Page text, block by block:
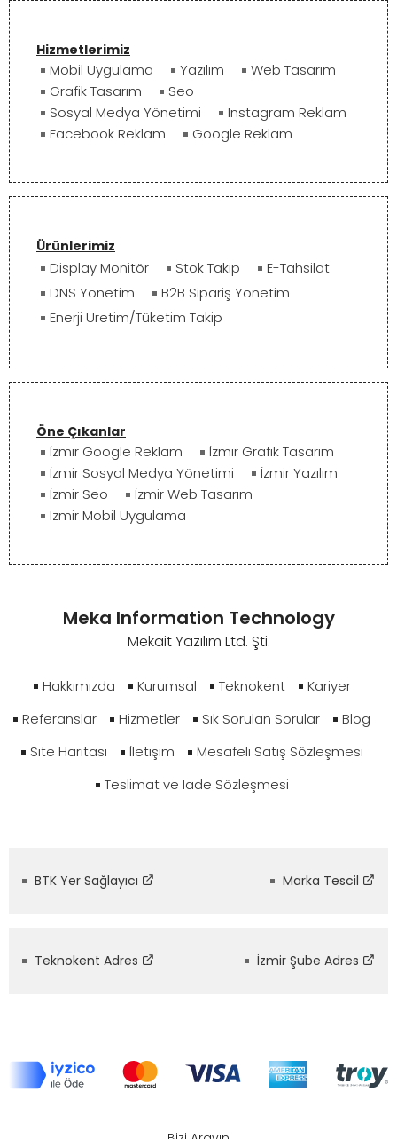
Meka Information Technology
Mekait Yazılım Ltd. Şti.
Hakkımızda Kurumsal Teknokent
Kariyer
Referanslar
Hizmetler Sık Sorulan Sorular
Blog
Site Haritası
İletişim
Mesafeli Satış Sözleşmesi
Teslimat ve İade Sözleşmesi
BTK Yer Sağlayıcı Marka Tescil
Teknokent Adres İzmir Şube Adres
Hizmetlerimiz
Mobil Uygulama Yazılım
Web Tasarım
Grafik Tasarım
Seo
Sosyal Medya Yönetimi
Instagram Reklam
Facebook Reklam
Google Reklam
Ürünlerimiz
Display Monitör Stok Takip
E-Tahsilat
DNS Yönetim
B2B Sipariş Yönetim
Enerji Üretim/Tüketim Takip
Öne Çıkanlar
İzmir Google Reklam
İzmir Grafik Tasarım
İzmir Sosyal Medya Yönetimi
İzmir Yazılım
İzmir Seo
İzmir Web Tasarım
İzmir Mobil Uygulama